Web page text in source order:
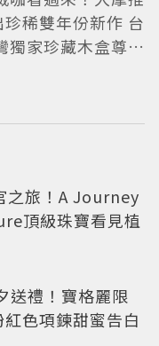
珍稀雙年份新作 台
獨家珍藏木盒尊榮
之旅！A Journey
頂級珠寶看見植
送禮！寶格麗限
色項鍊甜蜜告白